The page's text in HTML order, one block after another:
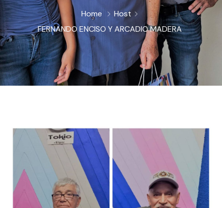
Home
Host
FERNANDO ENCISO Y ARCADIO MADERA